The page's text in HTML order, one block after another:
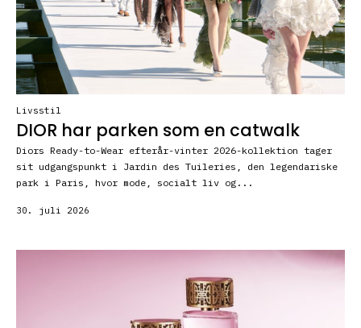
Livsstil
DIOR har parken som en catwalk
Diors Ready-to-Wear efterår-vinter 2026-kollektion tager
sit udgangspunkt i Jardin des Tuileries, den legendariske
park i Paris, hvor mode, socialt liv og...
30. juli 2026